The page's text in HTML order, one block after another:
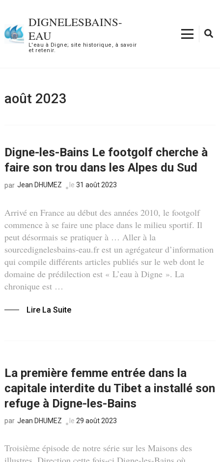
contenu
(Pressez
DIGNELESBAINS-
EAU
L'eau à Digne; site historique, à savoir
et retenir.
août 2023
Digne-les-Bains Le footgolf cherche à
faire son trou dans les Alpes du Sud
par Jean DHUMEZ le 31 août 2023
Arrivé en France au début des années 2010, le footgolf
commence à se faire une place dans le milieu sportif. Il
peut désormais se pratiquer à … Aller à la
sourcedignelesbains-eau.fr est un agrégateur d’information
qui compile différents articles publiés sur le web dont le
domaine de prédilection est « L’eau à Digne ». La
chronique est …
Lire La Suite
La première femme entrée dans la
capitale interdite du Tibet a installé son
refuge à Digne-les-Bains
par Jean DHUMEZ le 29 août 2023
Troisième épisode de notre série sur les Maisons des